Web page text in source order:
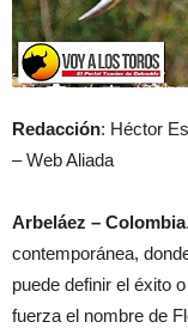
Redacción: Héctor
– Web Aliada
Arbeláez – Colombia
contemporánea,
puede definir el éxito
fuerza el nombre de